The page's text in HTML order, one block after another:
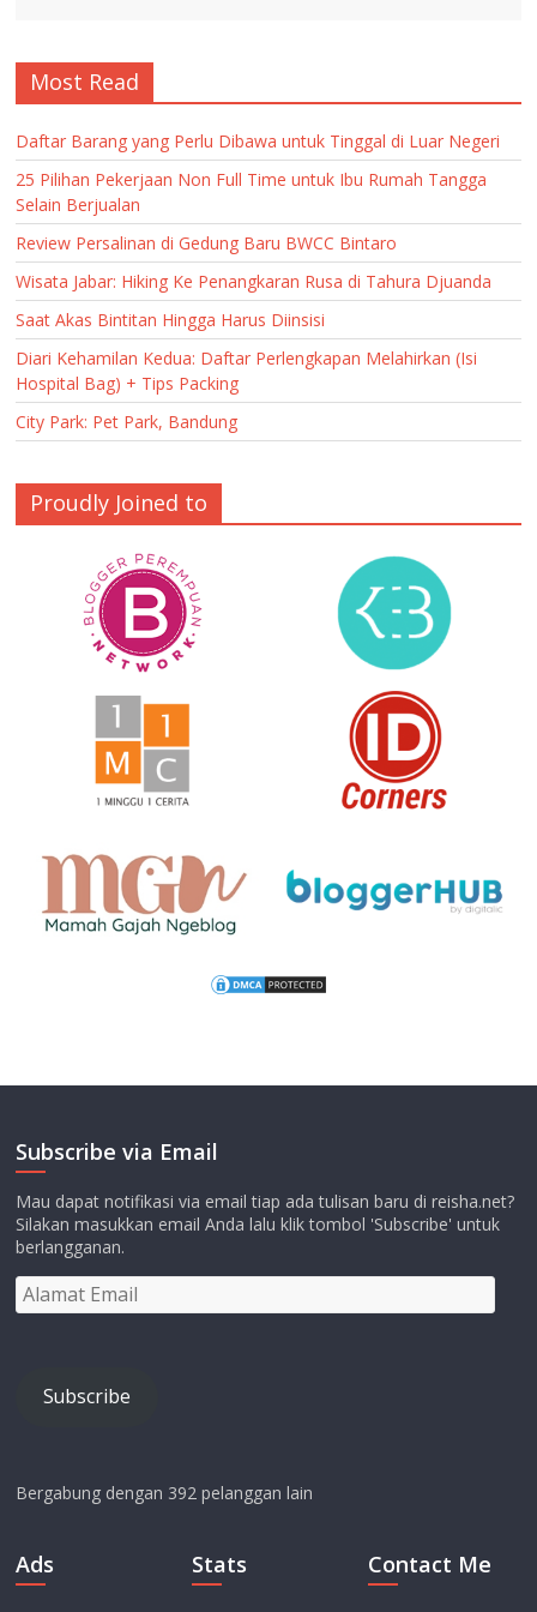
Most Read
Daftar Barang yang Perlu Dibawa untuk Tinggal di Luar Negeri
25 Pilihan Pekerjaan Non Full Time untuk Ibu Rumah Tangga
Selain Berjualan
Review Persalinan di Gedung Baru BWCC Bintaro
Wisata Jabar: Hiking Ke Penangkaran Rusa di Tahura Djuanda
Saat Akas Bintitan Hingga Harus Diinsisi
Diari Kehamilan Kedua: Daftar Perlengkapan Melahirkan (Isi
Hospital Bag) + Tips Packing
City Park: Pet Park, Bandung
Proudly Joined to
Subscribe via Email
Mau dapat notifikasi via email tiap ada tulisan baru di reisha.net?
Silakan masukkan email Anda lalu klik tombol 'Subscribe' untuk
berlangganan.
Alamat
Email
Subscribe
Bergabung dengan 392 pelanggan lain
Ads Stats Contact Me